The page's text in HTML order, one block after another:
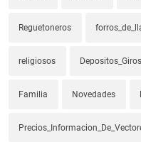
Reguetoneros
religiosos Depositos_Giros
Familia Novedades